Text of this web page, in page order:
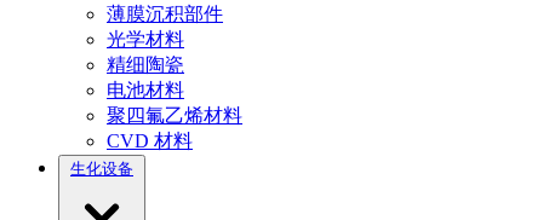
薄膜沉积部件
光学材料
精细陶瓷
电池材料
聚四氟乙烯材料
CVD 材料
生化设备